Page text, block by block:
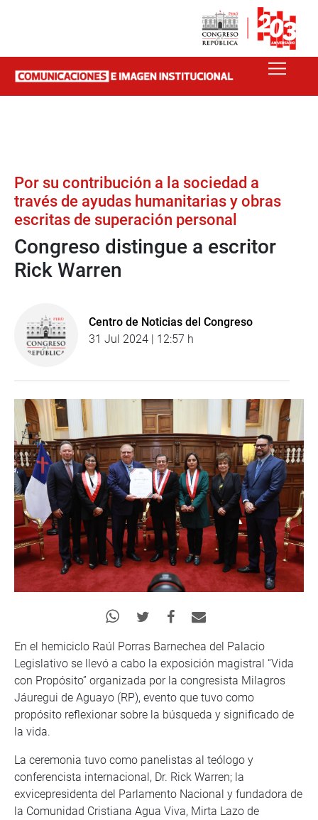
Por su contribución a la sociedad a
través de ayudas humanitarias y obras
escritas de superación personal
Congreso distingue a escritor
Rick Warren
Centro de Noticias del Congreso
31 Jul 2024 | 12:57 h
En el hemiciclo Raúl Porras Barnechea del Palacio
Legislativo se llevó a cabo la exposición magistral “Vida
con Propósito” organizada por la congresista Milagros
Jáuregui de Aguayo (RP), evento que tuvo como
propósito reflexionar sobre la búsqueda y significado de
la vida.
La ceremonia tuvo como panelistas al teólogo y
conferencista internacional, Dr. Rick Warren; la
exvicepresidenta del Parlamento Nacional y fundadora de
la Comunidad Cristiana Agua Viva, Mirta Lazo de